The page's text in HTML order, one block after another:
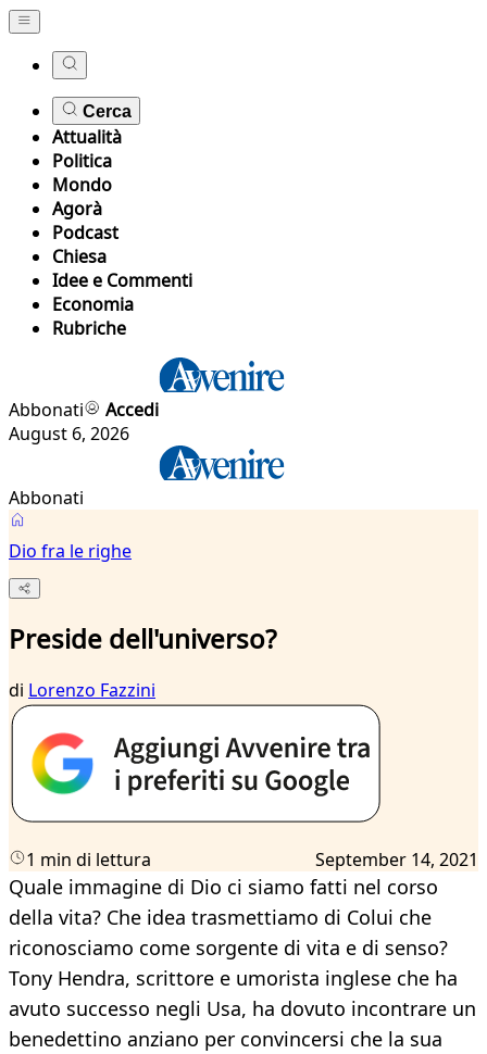
Cerca
Attualità
Politica
Mondo
Agorà
Podcast
Chiesa
Idee e Commenti
Economia
Rubriche
Abbonati
Accedi
August 6, 2026
Abbonati
Dio fra le righe
Preside dell'universo?
di Lorenzo Fazzini
1 min di lettura September 14, 2021
Quale immagine di Dio ci siamo fatti nel corso
della vita? Che idea trasmettiamo di Colui che
riconosciamo come sorgente di vita e di senso?
Tony Hendra, scrittore e umorista inglese che ha
avuto successo negli Usa, ha dovuto incontrare un
benedettino anziano per convincersi che la sua